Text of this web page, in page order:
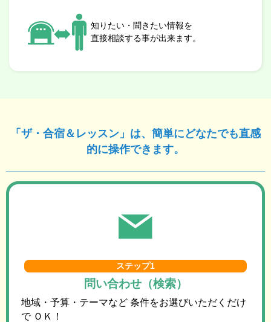
知りたい・聞きたい情報を
直接相談する事が出来ます。
「ザ・合宿＆レッスン」は、簡単にどなたでも直感
的に操作できます。
ステップ1
問い合わせ（検索）
地域・予算・テーマなど 条件をお選びいただくだけ
で ＯＫ！